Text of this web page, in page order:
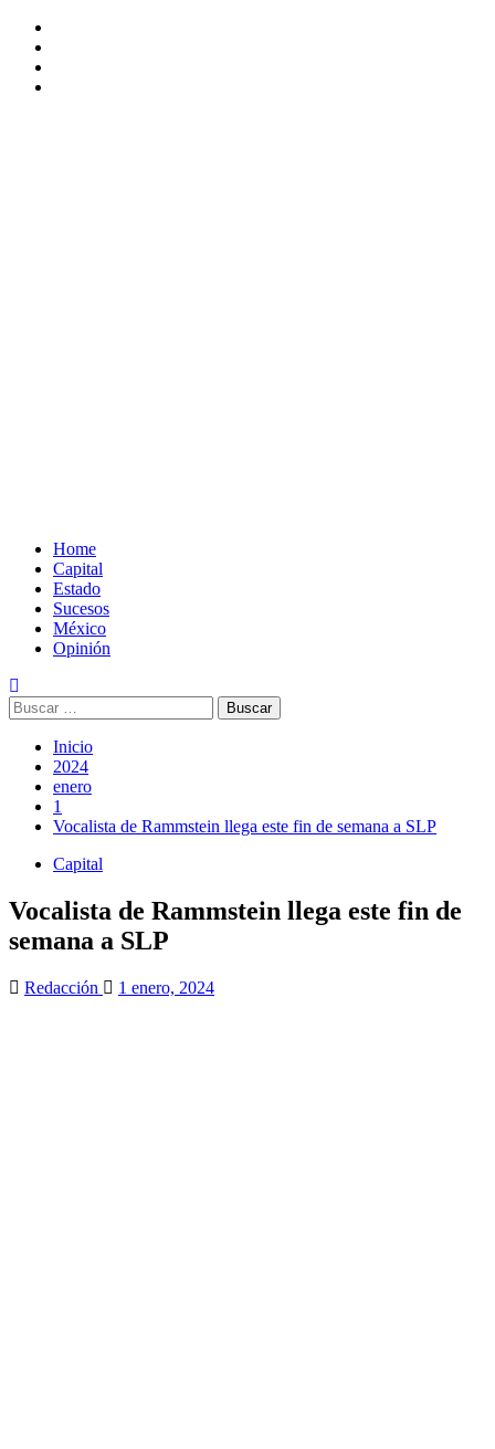
Saltar
contenido
Home
Capital
Estado
Sucesos
México
Opinión
Buscar:
Inicio
2024
enero
1
Vocalista de Rammstein llega este fin de semana a SLP
Capital
Vocalista de Rammstein llega este fin de
semana a SLP
Redacción 1 enero, 2024